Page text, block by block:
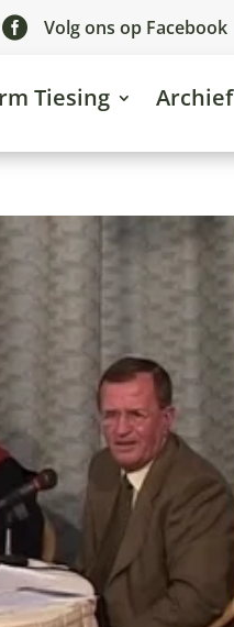
 Volg ons op Facebook
Tiesing Archief